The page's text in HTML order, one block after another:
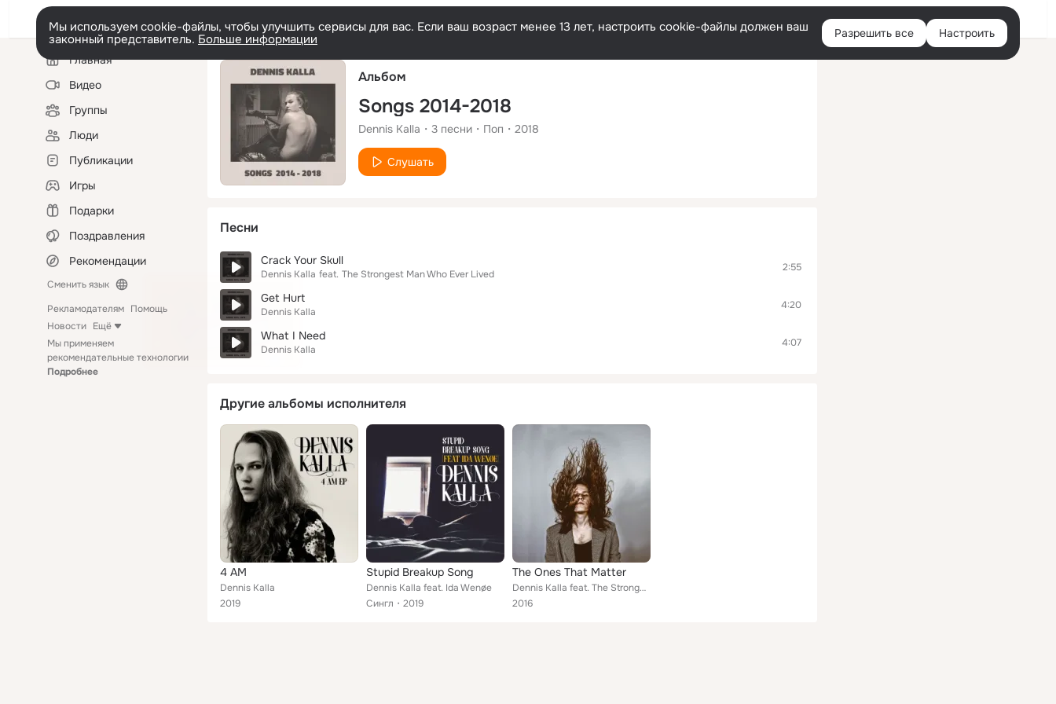
Русский Войти
Мы используем cookie-файлы, чтобы улучшить сервисы для вас. Если ваш возраст менее 13 лет, настроить cookie-файлы должен ваш
законный представитель. Больше информации Разрешить все Настроить
Левая
колонкаГлавная
Видео
Группы
Люди
Публикации
Игры
Подарки
Поздравления
Рекомендации
Сменить язык
Рекламодателям Помощь
Новости Ещё
Мы применяем
рекомендательные технологии
Подробнее
Альбом
Songs 2014-2018
Dennis Kalla 3 песни Поп 2018
Слушать
Песни
Crack Your Skull
Dennis Kalla feat. The Strongest Man Who Ever Lived
2:55
Get Hurt
Dennis Kalla
4:20
What I Need
Dennis Kalla
4:07
Другие альбомы исполнителя
4 AM
Dennis Kalla
2019
Stupid Breakup Song
Dennis Kalla feat. Ida Wenøe
Сингл
2019
The Ones That Matter
Dennis Kalla feat. The Strongest Man Who Ever Lived
2016